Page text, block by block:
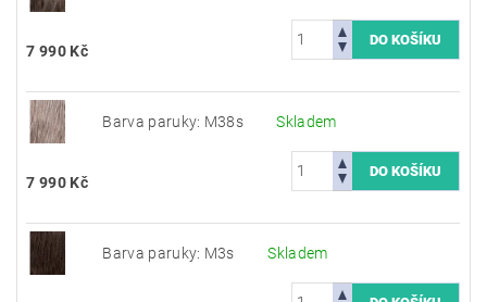
7 990 Kč
Barva paruky: M38s Skladem
7 990 Kč
Barva paruky: M3s Skladem